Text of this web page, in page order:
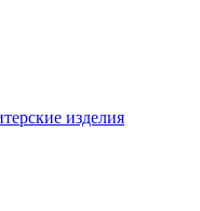
изделия